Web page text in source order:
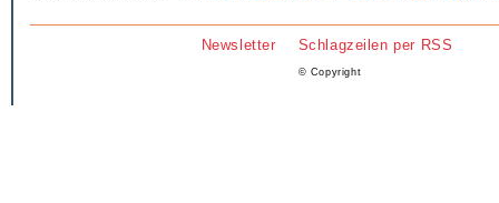
Newsletter Schlagzeilen per RSS
© Copyright